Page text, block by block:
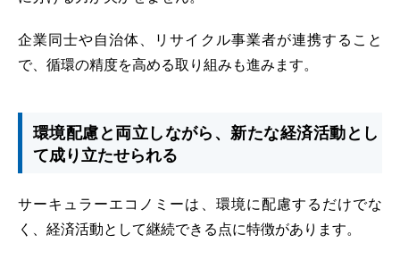
企業同士や自治体、リサイクル事業者が連携すること
で、循環の精度を高める取り組みも進みます。
環境配慮と両立しながら、新たな経済活動とし
て成り立たせられる
サーキュラーエコノミーは、環境に配慮するだけでな
く、経済活動として継続できる点に特徴があります。